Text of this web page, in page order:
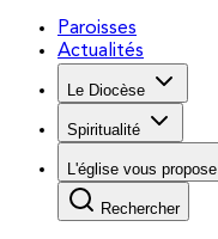
Paroisses
Actualités
Le Diocèse
Spiritualité
L'église vous propose
Rechercher